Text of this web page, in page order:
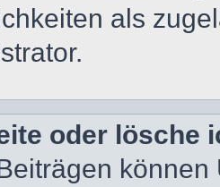
als
oder lösche